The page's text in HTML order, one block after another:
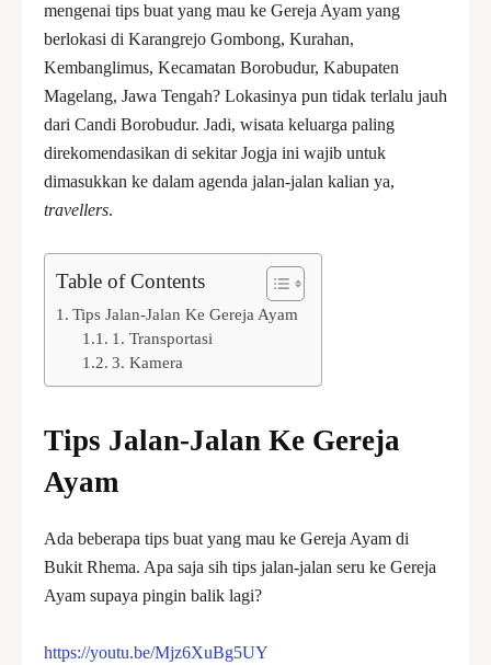
mengenai tips buat yang mau ke Gereja Ayam yang
berlokasi di Karangrejo Gombong, Kurahan,
Kembanglimus, Kecamatan Borobudur, Kabupaten
Magelang, Jawa Tengah? Lokasinya pun tidak terlalu jauh
dari Candi Borobudur. Jadi, wisata keluarga paling
direkomendasikan di sekitar Jogja ini wajib untuk
dimasukkan ke dalam agenda jalan-jalan kalian ya,
travellers.
Table of Contents
Tips Jalan-Jalan Ke Gereja Ayam
1. Transportasi
3. Kamera
Tips Jalan-Jalan Ke Gereja
Ayam
Ada beberapa tips buat yang mau ke Gereja Ayam di
Bukit Rhema. Apa saja sih tips jalan-jalan seru ke Gereja
Ayam supaya pingin balik lagi?
https://youtu.be/Mjz6XuBg5UY